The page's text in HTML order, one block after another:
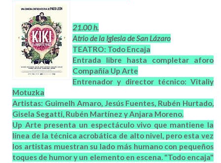
21.00 h.
Atrio de la Iglesia de San Lázaro
TEATRO: Todo Encaja
Entrada libre hasta completar aforo
Compañía Up Arte
Entrenador y director técnico: Vitaliy
Motuzka
Artistas: Guimelh Amaro, Jesús Fuentes, Rubén Hurtado,
Gisela Segatti, Rubén Martínez y Anjara Moreno.
Up Arte presenta un espectáculo vivo que mantiene la
línea de la técnica acrobática de alto nivel, pero esta vez
los artistas muestran su lado más humano con pequeños
toques de humor y un elemento en escena. "Todo encaja"